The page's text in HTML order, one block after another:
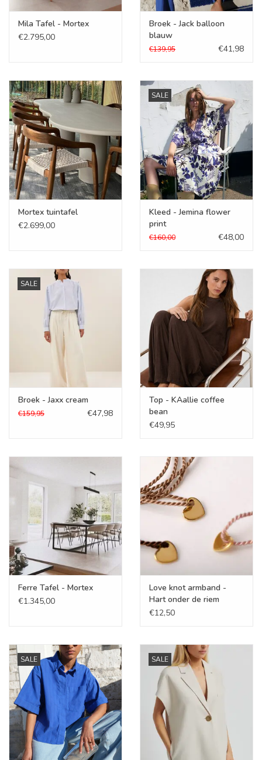
Mila Tafel - Mortex
€2.795,00
Broek - Jack balloon
blauw
€139,95 €41,98
Mortex tuintafel
€2.699,00
SALE
Kleed - Jemina flower
print
€160,00 €48,00
SALE
Broek - Jaxx cream
€159,95 €47,98
Top - KAallie coffee
bean
€49,95
Ferre Tafel - Mortex
€1.345,00
Love knot armband -
Hart onder de riem
€12,50
SALE SALE